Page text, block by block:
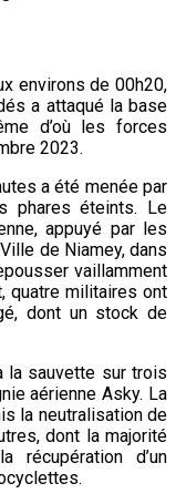
environs de 00h20,
a attaqué la base
d’où les forces
2023.
a été menée par
phares éteints. Le
appuyé par les
de Niamey, dans
vaillamment
quatre militaires ont
dont un stock de
la sauvette sur trois
aérienne Asky. La
la neutralisation de
dont la majorité
récupération d’un